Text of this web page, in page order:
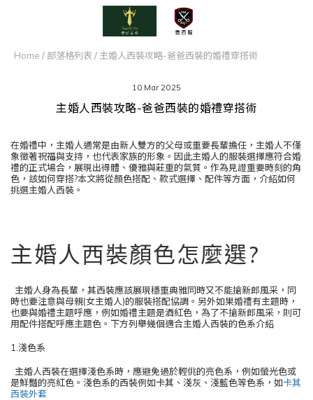
Home / 部落格列表 / 主婚人西裝攻略-爸爸西裝的婚禮穿搭術
10 Mar 2025
主婚人西裝攻略-爸爸西裝的婚禮穿搭術
在婚禮中，主婚人通常是由新人雙方的父母或重要長輩擔任，主婚人不僅
象徵著祝福與支持，也代表家族的形象。因此主婚人的服裝選擇應符合婚
禮的正式場合，展現出得體、優雅與莊重的氣質。作為見證重要時刻的角
色，該如何穿搭?本文將從顏色搭配、款式選擇、配件等方面，介紹如何
挑選主婚人西裝。
主婚人西裝顏色怎麼選?
主婚人身為長輩，其西裝應該展現穩重典雅同時又不能搶新郎風采，同
時也要注意與母親(女主婚人)的服裝搭配協調。另外如果婚禮有主題時，
也要與婚禮主題呼應，例如婚禮主題是酒紅色，為了不搶新郎風采，則可
用配件搭配呼應主題色。下方列舉幾個適合主婚人西裝的色系介紹
1.淺色系
主婚人西裝在選擇淺色系時，應避免過於輕佻的亮色系，例如螢光色或
是鮮豔的亮紅色。淺色系的西裝例如卡其、淺灰、淺藍色等色系，如卡其
西裝外套